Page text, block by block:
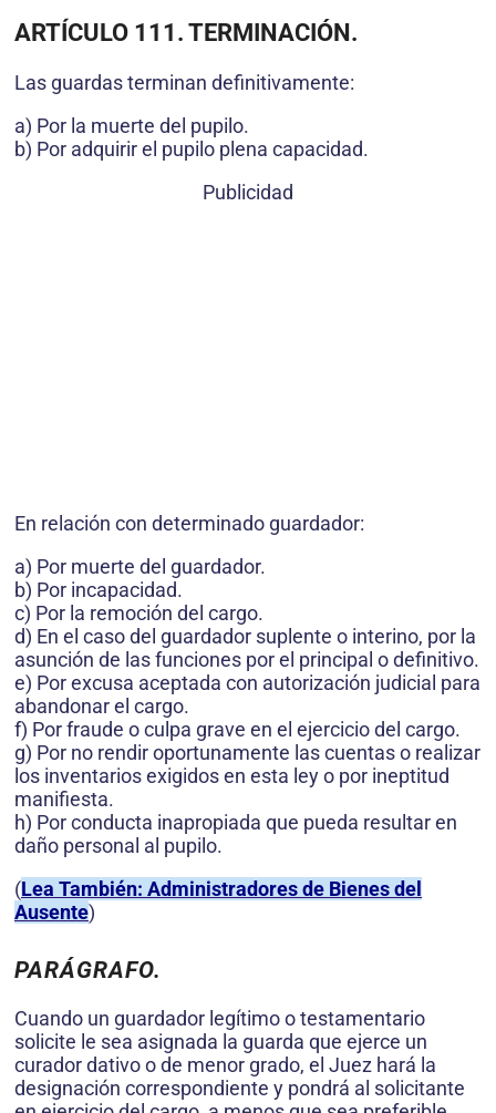
ARTÍCULO 111. TERMINACIÓN.
Las guardas terminan definitivamente:
a) Por la muerte del pupilo.
b) Por adquirir el pupilo plena capacidad.
Publicidad
En relación con determinado guardador:
a) Por muerte del guardador.
b) Por incapacidad.
c) Por la remoción del cargo.
d) En el caso del guardador suplente o interino, por la
asunción de las funciones por el principal o definitivo.
e) Por excusa aceptada con autorización judicial para
abandonar el cargo.
f) Por fraude o culpa grave en el ejercicio del cargo.
g) Por no rendir oportunamente las cuentas o realizar
los inventarios exigidos en esta ley o por ineptitud
manifiesta.
h) Por conducta inapropiada que pueda resultar en
daño personal al pupilo.
(Lea También: Administradores de Bienes del
Ausente)
PARÁGRAFO.
Cuando un guardador legítimo o testamentario
solicite le sea asignada la guarda que ejerce un
curador dativo o de menor grado, el Juez hará la
designación correspondiente y pondrá al solicitante